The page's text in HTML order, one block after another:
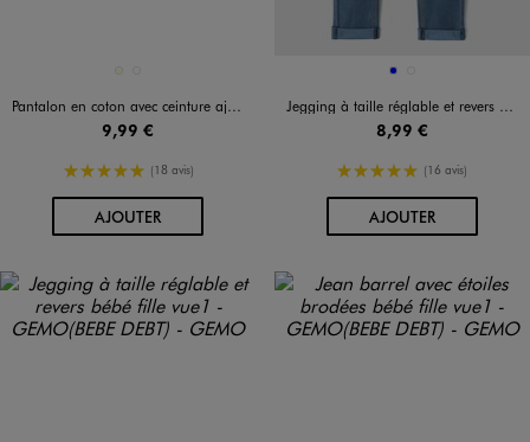
Pantalon en coton avec ceinture ajustable bébé fille
9,99 €
5/5 de moyenne
(18 avis)
AJOUTERAU PANIER
Disponible en 2 coloris
BLEU
Jegging à taille réglable et revers bébé fille
8,99 €
5/5 de moyenne
(16 avis)
AJOUTERAU PANIER